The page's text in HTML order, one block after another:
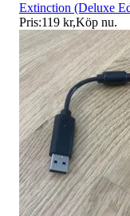
Extinction (Deluxe
Pris:119 kr,Köp nu.